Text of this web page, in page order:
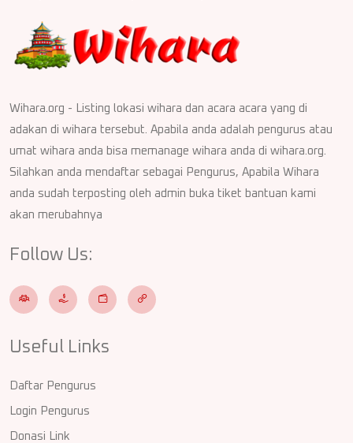
Wihara.org - Listing lokasi wihara dan acara acara yang di
adakan di wihara tersebut. Apabila anda adalah pengurus atau
umat wihara anda bisa memanage wihara anda di wihara.org.
Silahkan anda mendaftar sebagai Pengurus, Apabila Wihara
anda sudah terposting oleh admin buka tiket bantuan kami
akan merubahnya
Follow Us:
Useful Links
Daftar Pengurus
Login Pengurus
Donasi Link